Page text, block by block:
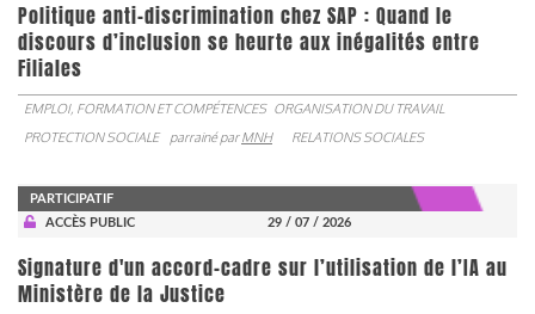
Politique anti-discrimination chez SAP : Quand le
discours d’inclusion se heurte aux inégalités entre
Filiales
EMPLOI, FORMATION ET COMPÉTENCES ORGANISATION DU TRAVAIL
PROTECTION SOCIALE
parrainé parMNH RELATIONS SOCIALES
PARTICIPATIF
ACCÈS PUBLIC
29 / 07 / 2026
Signature d'un accord-cadre sur l’utilisation de l’IA au
Ministère de la Justice